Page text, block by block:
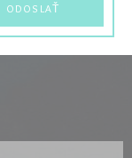
ODOSLAŤ